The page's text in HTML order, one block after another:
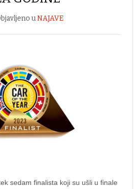
uNAJAVE
sedam finalista koji su ušli u finale